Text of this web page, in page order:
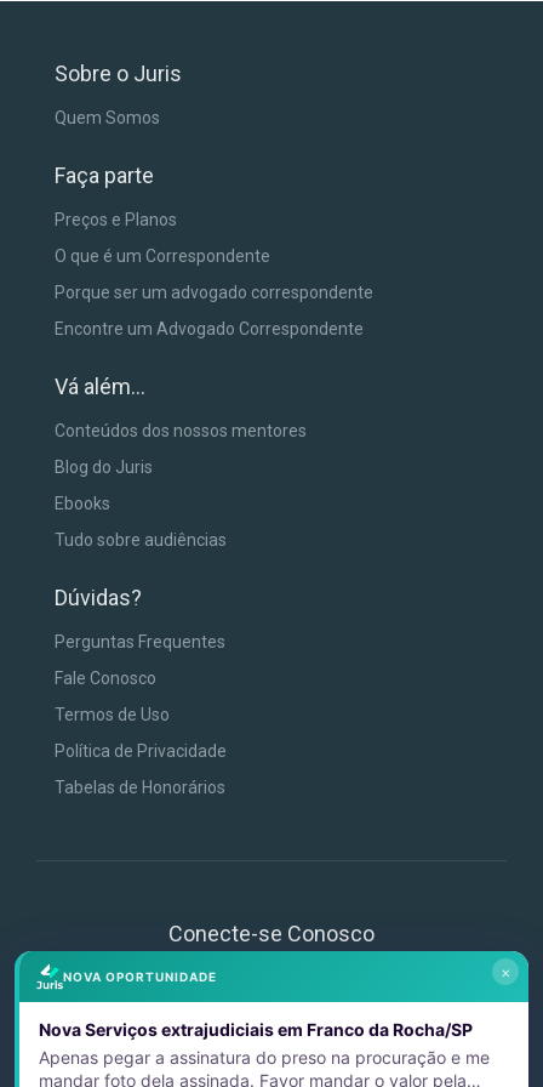
Sobre o Juris
Quem Somos
Faça parte
Preços e Planos
O que é um Correspondente
Porque ser um advogado correspondente
Encontre um Advogado Correspondente
Vá além...
Conteúdos dos nossos mentores
Blog do Juris
Ebooks
Tudo sobre audiências
Dúvidas?
Perguntas Frequentes
Fale Conosco
Termos de Uso
Política de Privacidade
Tabelas de Honorários
Conecte-se Conosco
×
NOVA OPORTUNIDADE
Nova Serviços extrajudiciais em Franco da Rocha/SP
Apenas pegar a assinatura do preso na procuração e me
mandar foto dela assinada. Favor mandar o valor pela